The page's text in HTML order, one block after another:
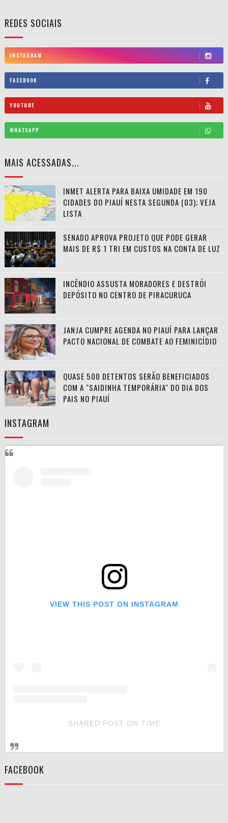
REDES SOCIAIS
INSTAGRAM
FACEBOOK
YOUTUBE
WHATSAPP
MAIS ACESSADAS...
INMET ALERTA PARA BAIXA UMIDADE EM 190
CIDADES DO PIAUÍ NESTA SEGUNDA (03); VEJA
LISTA
SENADO APROVA PROJETO QUE PODE GERAR
MAIS DE R$ 1 TRI EM CUSTOS NA CONTA DE LUZ
INCÊNDIO ASSUSTA MORADORES E DESTRÓI
DEPÓSITO NO CENTRO DE PIRACURUCA
JANJA CUMPRE AGENDA NO PIAUÍ PARA LANÇAR
PACTO NACIONAL DE COMBATE AO FEMINICÍDIO
QUASE 500 DETENTOS SERÃO BENEFICIADOS
COM A "SAIDINHA TEMPORÁRIA" DO DIA DOS
PAIS NO PIAUÍ
INSTAGRAM
VIEW THIS POST ON INSTAGRAM
SHARED POST ON TIME
FACEBOOK